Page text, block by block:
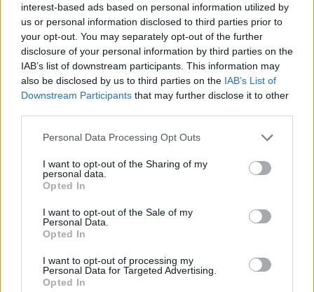
interest-based ads based on personal information utilized by
us or personal information disclosed to third parties prior to
your opt-out. You may separately opt-out of the further
disclosure of your personal information by third parties on the
IAB’s list of downstream participants. This information may
also be disclosed by us to third parties on the IAB’s List of
Downstream Participants that may further disclose it to other
Please note that this website/app uses one or more Google
not limited to your visit or usage behaviour. You may click to
grant or deny consent to Google and its third-party tags to
use your data for below specified purposes in below Google
consent section.
Personal Data Processing Opt Outs
I want to opt-out of the Sharing of my
personal data.
Opted In
I want to opt-out of the Sale of my
Personal Data.
Opted In
I want to opt-out of processing my
Personal Data for Targeted Advertising.
Opted In